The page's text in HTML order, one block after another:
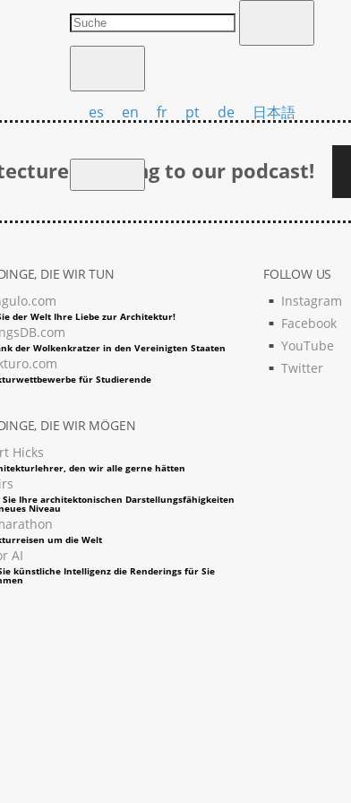
es en fr pt de 日本語
listening to our podcast!
DIE WIR TUN
der Welt Ihre Liebe zur Architektur!
der Wolkenkratzer in den Vereinigten Staaten
für Studierende
DIE WIR MÖGEN
Hicks
den wir alle gerne hätten
Ihre architektonischen Darstellungsfähigkeiten
Niveau
um die Welt
AI
künstliche Intelligenz die Renderings für Sie
FOLLOW US
Instagram
Facebook
YouTube
Twitter